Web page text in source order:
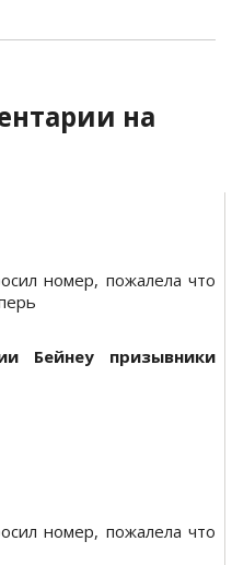
на
номер, пожалела что
Бейнеу призывники
номер, пожалела что